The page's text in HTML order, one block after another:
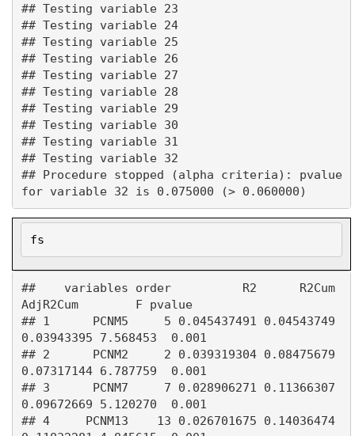
## Testing variable 23
## Testing variable 24
## Testing variable 25
## Testing variable 26
## Testing variable 27
## Testing variable 28
## Testing variable 29
## Testing variable 30
## Testing variable 31
## Testing variable 32
## Procedure stopped (alpha criteria): pvalue
fs
##    variables order          R2      R2Cum
AdjR2Cum        F pvalue
## 1      PCNM5     5 0.045437491 0.04543749
0.03943395 7.568453  0.001
## 2      PCNM2     2 0.039319304 0.08475679
0.07317144 6.787759  0.001
## 3      PCNM7     7 0.028906271 0.11366307
0.09672669 5.120270  0.001
## 4     PCNM13    13 0.026701675 0.14036474